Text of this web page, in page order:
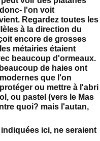
l'on voit
Regardez toutes les
à la direction du
encore de grosses
métairies étaient
beaucoup d'ormeaux.
de haies ont
que l'on
ou mettre à l'abri
ou pastel (vers le Mas
quoi? mais l'autan,
ici, ne seraient